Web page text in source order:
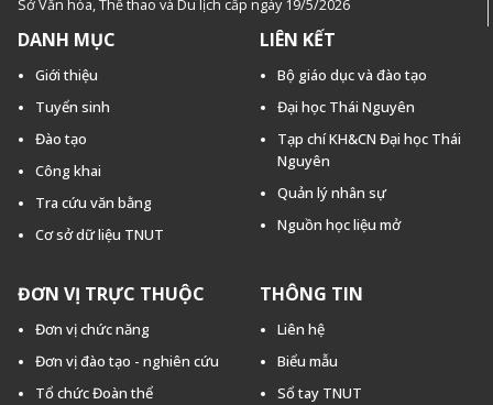
Sở Văn hóa, Thế thao và Du lịch cấp ngày 19/5/2026
DANH MỤC
Giới thiệu
Tuyển sinh
Đào tạo
Công khai
Tra cứu văn bằng
Cơ sở dữ liệu TNUT
LIÊN KẾT
Bộ giáo dục và đào tạo
Đại học Thái Nguyên
Tạp chí KH&CN Đại học Thái
Nguyên
Quản lý nhân sự
Nguồn học liệu mở
ĐƠN VỊ TRỰC THUỘC
Đơn vị chức năng
Đơn vị đào tạo - nghiên cứu
Tổ chức Đoàn thể
THÔNG TIN
Liên hệ
Biểu mẫu
Sổ tay TNUT